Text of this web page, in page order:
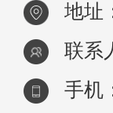
地址
联系
手机